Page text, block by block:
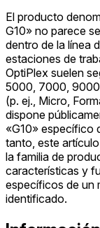
El producto
G10» no parece
dentro de la línea
estaciones de
OptiPlex suelen
5000, 7000,
(p. ej., Micro,
dispone
«G10» específico
tanto, este
la familia de
características y
específicos de un
identificado.